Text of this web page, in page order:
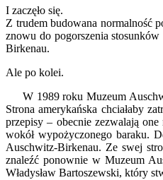
I zaczęło się.
Z trudem budowana normalność
znowu do pogorszenia
Birkenau.
Ale po kolei.
W 1989 roku Muzeum
Strona amerykańska chciałaby
przepisy – obecnie zezwalają
wokół wypożyczonego baraku.
Auschwitz-Birkenau. Ze swej
znaleźć ponownie w Muzeum
Władysław Bartoszewski, który